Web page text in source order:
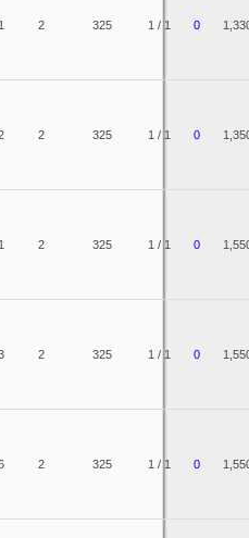
2 325 1 / 1 0
2 325 1 / 1 0
2 325 1 / 1 0
2 325 1 / 1 0
2 325 1 / 1 0